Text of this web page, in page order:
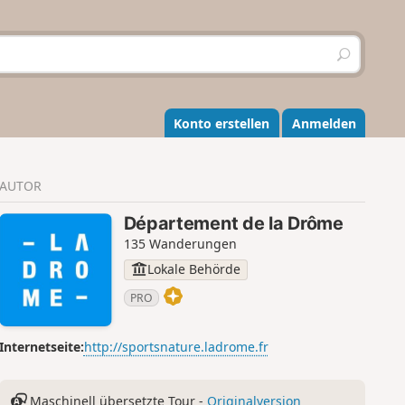
S
u
h
e
n
Konto erstellen Anmelden
AUTOR
Département de la Drôme
135 Wanderungen
Lokale Behörde
PRO
Internetseite:http://sportsnature.ladrome.fr
Maschinell übersetzte Tour - Originalversion